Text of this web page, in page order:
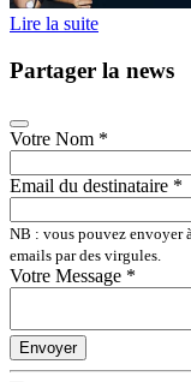
Lire la suite
Partager la news
Votre Nom *
Email du destinataire *
NB : vous pouvez envoyer
emails par des virgules.
Votre Message *
Envoyer